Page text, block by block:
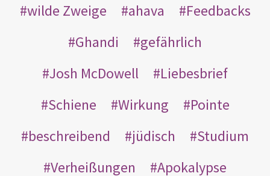
wilde Zweige
ahava
Feedbacks
Ghandi
gefährlich
Josh McDowell
Liebesbrief
Schiene
Wirkung
Pointe
beschreibend
jüdisch
Studium
Verheißungen
Apokalypse